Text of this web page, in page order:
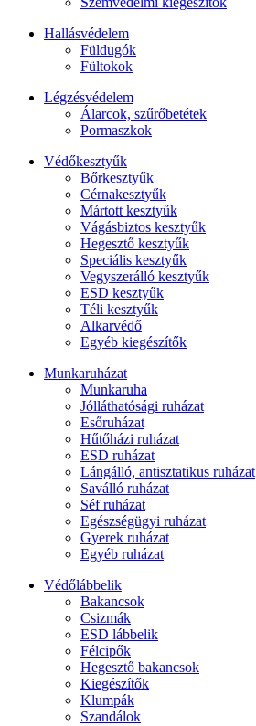
Hallásvédelem
Füldugók
Fültokok
Légzésvédelem
Álarcok, szűrőbetétek
Pormaszkok
Védőkesztyűk
Bőrkesztyűk
Cérnakesztyűk
Mártott kesztyűk
Vágásbiztos kesztyűk
Hegesztő kesztyűk
Speciális kesztyűk
Vegyszerálló kesztyűk
ESD kesztyűk
Téli kesztyűk
Alkarvédő
Egyéb kiegészítők
Munkaruházat
Munkaruha
Jólláthatósági ruházat
Esőruházat
Hűtőházi ruházat
ESD ruházat
Lángálló, antisztatikus ruházat
Saválló ruházat
Séf ruházat
Egészségügyi ruházat
Gyerek ruházat
Egyéb ruházat
Védőlábbelik
Bakancsok
Csizmák
ESD lábbelik
Félcipők
Hegesztő bakancsok
Kiegészítők
Klumpák
Szandálok